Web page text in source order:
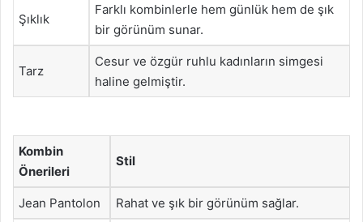
Şıklık
Farklı kombinlerle hem günlük hem de şık
bir görünüm sunar.
Tarz
Cesur ve özgür ruhlu kadınların simgesi
haline gelmiştir.
Kombin
Önerileri
Stil
Jean Pantolon Rahat ve şık bir görünüm sağlar.